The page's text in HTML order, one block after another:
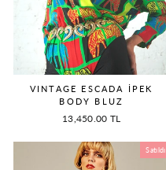
VINTAGE ESCADA İPEK
BODY BLUZ
13,450.00 TL
Satıldı